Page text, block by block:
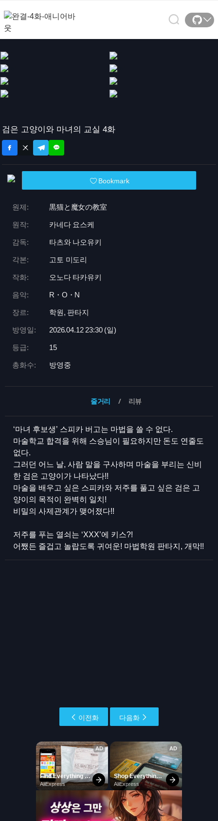
검은 고양이와 마녀의 교실 4화
Bookmark
원제: 黒猫と魔女の教室
원작: 카네다 요스케
감독: 타츠와 나오유키
각본: 고토 미도리
작화: 오노다 타카유키
음악: R・O・N
장르: 학원, 판타지
방영일: 2026.04.12 23:30 (일)
등급: 15
총화수: 방영중
줄거리 리뷰
‘마녀 후보생’ 스피카 버고는 마법을 쓸 수 없다.
마술학교 합격을 위해 스승님이 필요하지만 돈도 연줄도
없다.
그러던 어느 날, 사람 말을 구사하며 마술을 부리는 신비
한 검은 고양이가 나타났다!!
마술을 배우고 싶은 스피카와 저주를 풀고 싶은 검은 고
양이의 목적이 완벽히 일치!
비밀의 사제관계가 맺어졌다!!
저주를 푸는 열쇠는 ‘XXX’에 키스?!
어쨌든 즐겁고 놀랍도록 귀여운! 마법학원 판타지, 개막!!
이전화 다음화